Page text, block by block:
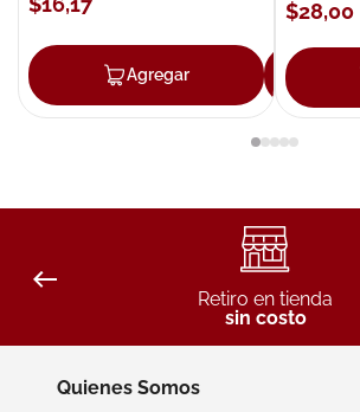
Agregar
$28,00
Retiro en tienda
sin costo
Quienes Somos